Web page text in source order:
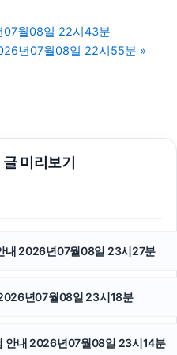
유방암요양병원
인스타 팔로워
서초마약전문변호사
구미이혼전문변호사
강남상간소송변호사
07월08일 22시43분
년07월08일 22시55분 »
미리보기
내 2026년07월08일 23시27분
년07월08일 23시18분
안내 2026년07월08일 23시14분